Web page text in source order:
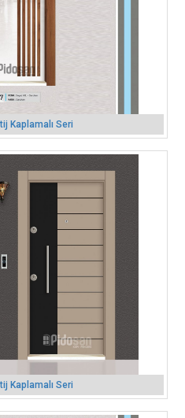
Kaplamalı Seri
Kaplamalı Seri